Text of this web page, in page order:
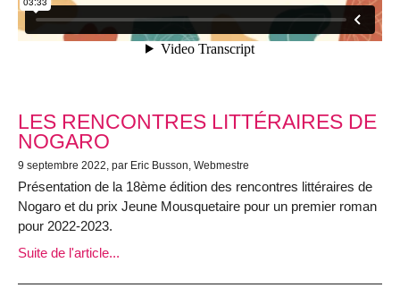
LES RENCONTRES LITTÉRAIRES DE
NOGARO
9 septembre 2022, par Eric Busson, Webmestre
Présentation de la 18ème édition des rencontres littéraires de
Nogaro et du prix Jeune Mousquetaire pour un premier roman
pour 2022-2023.
Suite de l'article...